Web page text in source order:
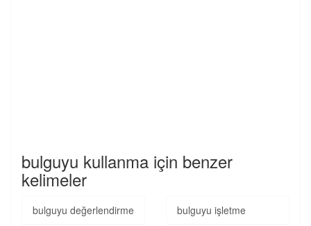
bulguyu kullanma için benzer
kelimeler
bulguyu değerlendirme bulguyu işletme